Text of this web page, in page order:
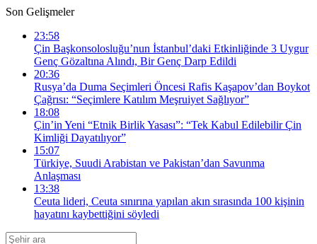
Son Gelişmeler
23:58
Çin Başkonsolosluğu’nun İstanbul’daki Etkinliğinde 3 Uygur
Genç Gözaltına Alındı, Bir Genç Darp Edildi
20:36
Rusya’da Duma Seçimleri Öncesi Rafis Kaşapov’dan Boykot
Çağrısı: “Seçimlere Katılım Meşruiyet Sağlıyor”
18:08
Çin’in Yeni “Etnik Birlik Yasası”: “Tek Kabul Edilebilir Çin
Kimliği Dayatılıyor”
15:07
Türkiye, Suudi Arabistan ve Pakistan’dan Savunma
Anlaşması
13:38
Ceuta lideri, Ceuta sınırına yapılan akın sırasında 100 kişinin
hayatını kaybettiğini söyledi